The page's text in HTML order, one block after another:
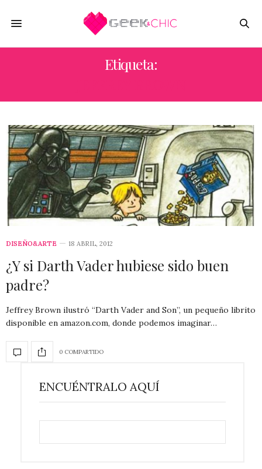
Etiqueta:
DISEÑO&ARTE 18 ABRIL, 2012
¿Y si Darth Vader hubiese sido buen
padre?
Jeffrey Brown ilustró “Darth Vader and Son”, un pequeño librito
disponible en amazon.com, donde podemos imaginar…
0 COMPARTIDO
ENCUÉNTRALO AQUÍ